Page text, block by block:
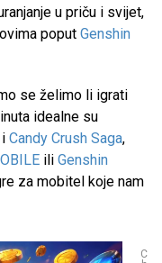
u priču i svijet,
poput Genshin
se želimo li igrati
idealne su
i Candy Crush Saga,
ili Genshin
za mobitel koje nam
C